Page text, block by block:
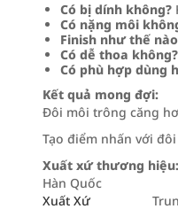
Có bị dính không?
Có nặng môi
Finish như thế
Có dễ thoa không?
Có phù hợp dùng
Kết quả mong đợi:
Đôi môi trông căng
Tạo điểm nhấn với
Xuất xứ thương hiệu:
Hàn Quốc
Xuất Xứ